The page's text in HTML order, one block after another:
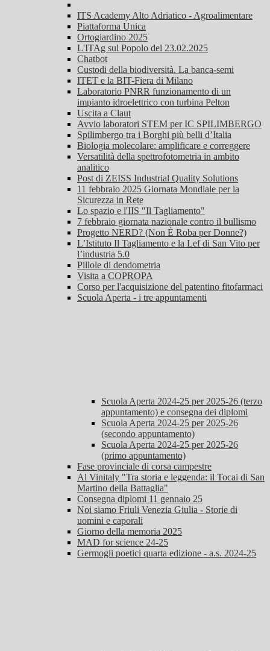
ITS Academy Alto Adriatico - Agroalimentare
Piattaforma Unica
Ortogiardino 2025
L'ITAg sul Popolo del 23.02.2025
Chatbot
Custodi della biodiversità. La banca-semi
ITET e la BIT-Fiera di Milano
Laboratorio PNRR funzionamento di un
impianto idroelettrico con turbina Pelton
Uscita a Claut
Avvio laboratori STEM per IC SPILIMBERGO
Spilimbergo tra i Borghi più belli d’Italia
Biologia molecolare: amplificare e correggere
Versatilità della spettrofotometria in ambito
analitico
Post di ZEISS Industrial Quality Solutions
11 febbraio 2025 Giornata Mondiale per la
Sicurezza in Rete
Lo spazio e l'IIS "Il Tagliamento"
7 febbraio giornata nazionale contro il bullismo
Progetto NERD? (Non È Roba per Donne?)
L’Istituto Il Tagliamento e la Lef di San Vito per
l’industria 5.0
Pillole di dendometria
Visita a COPROPA
Corso per l'acquisizione del patentino fitofarmaci
Scuola Aperta - i tre appuntamenti
Scuola Aperta 2024-25 per 2025-26 (terzo
appuntamento) e consegna dei diplomi
Scuola Aperta 2024-25 per 2025-26
(secondo appuntamento)
Scuola Aperta 2024-25 per 2025-26
(primo appuntamento)
Fase provinciale di corsa campestre
Al Vinitaly "Tra storia e leggenda: il Tocai di San
Martino della Battaglia"
Consegna diplomi 11 gennaio 25
Noi siamo Friuli Venezia Giulia - Storie di
uomini e caporali
Giorno della memoria 2025
MAD for science 24-25
Germogli poetici quarta edizione - a.s. 2024-25